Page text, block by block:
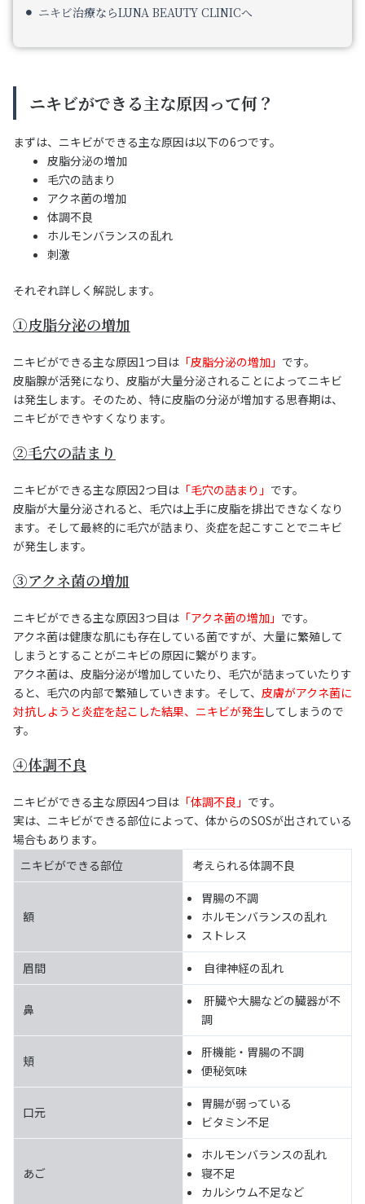
ニキビ治療ならLUNA BEAUTY CLINICへ
ニキビができる主な原因って何？
まずは、ニキビができる主な原因は以下の6つです。
皮脂分泌の増加
毛穴の詰まり
アクネ菌の増加
体調不良
ホルモンバランスの乱れ
刺激
それぞれ詳しく解説します。
①皮脂分泌の増加
ニキビができる主な原因1つ目は 「皮脂分泌の増加」 です。
皮脂腺が活発になり、皮脂が大量分泌されることによってニキビ
は発生します。そのため、特に皮脂の分泌が増加する思春期は、
ニキビができやすくなります。
②毛穴の詰まり
ニキビができる主な原因2つ目は 「毛穴の詰まり」 です。
皮脂が大量分泌されると、毛穴は上手に皮脂を排出できなくなり
ます。そして最終的に毛穴が詰まり、炎症を起こすことでニキビ
が発生します。
③アクネ菌の増加
ニキビができる主な原因3つ目は 「アクネ菌の増加」 です。
アクネ菌は健康な肌にも存在している菌ですが、大量に繁殖して
しまうとすることがニキビの原因に繋がります。
アクネ菌は、皮脂分泌が増加していたり、毛穴が詰まっていたりす
ると、毛穴の内部で繁殖していきます。そして、 皮膚がアクネ菌に
対抗しようと炎症を起こした結果、ニキビが発生してしまうので
す。
④体調不良
ニキビができる主な原因4つ目は 「体調不良」 です。
実は、ニキビができる部位によって、体からのSOSが出されている
場合もあります。
ニキビができる部位
考えられる体調不良
額
胃腸の不調
ホルモンバランスの乱れ
ストレス
眉間
自律神経の乱れ
鼻
肝臓や大腸などの臓器が不
調
頬
肝機能・胃腸の不調
便秘気味
口元
胃腸が弱っている
ビタミン不足
あご
ホルモンバランスの乱れ
寝不足
カルシウム不足など